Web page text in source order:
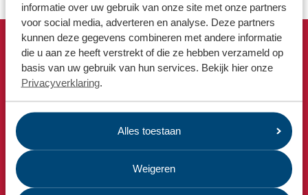
informatie over uw gebruik van onze site met onze partners
voor social media, adverteren en analyse. Deze partners
kunnen deze gegevens combineren met andere informatie
die u aan ze heeft verstrekt of die ze hebben verzameld op
basis van uw gebruik van hun services. Bekijk hier onze
Privacyverklaring.
Alles toestaan
Weigeren
Snel naar
Afvalkalender
Milieustraat
Afspraak milieustraat
Afval aanmelden
Bekijk ook